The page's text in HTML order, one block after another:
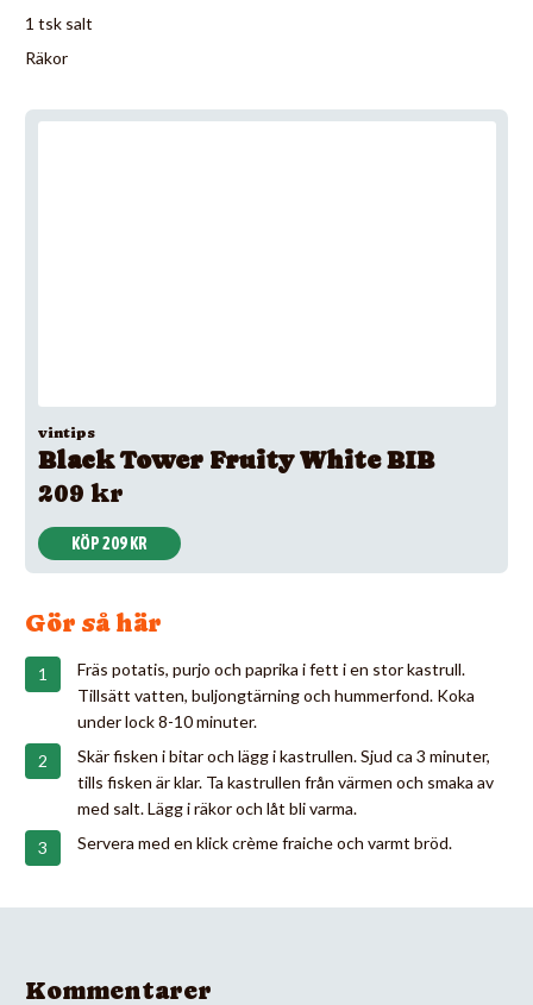
1 tsk salt
Räkor
vintips
Black Tower Fruity White BIB
209 kr
KÖP 209 KR
Gör så här
Fräs potatis, purjo och paprika i fett i en stor kastrull.
Tillsätt vatten, buljongtärning och hummerfond. Koka
under lock 8-10 minuter.
Skär fisken i bitar och lägg i kastrullen. Sjud ca 3 minuter,
tills fisken är klar. Ta kastrullen från värmen och smaka av
med salt. Lägg i räkor och låt bli varma.
Servera med en klick crème fraiche och varmt bröd.
Kommentarer